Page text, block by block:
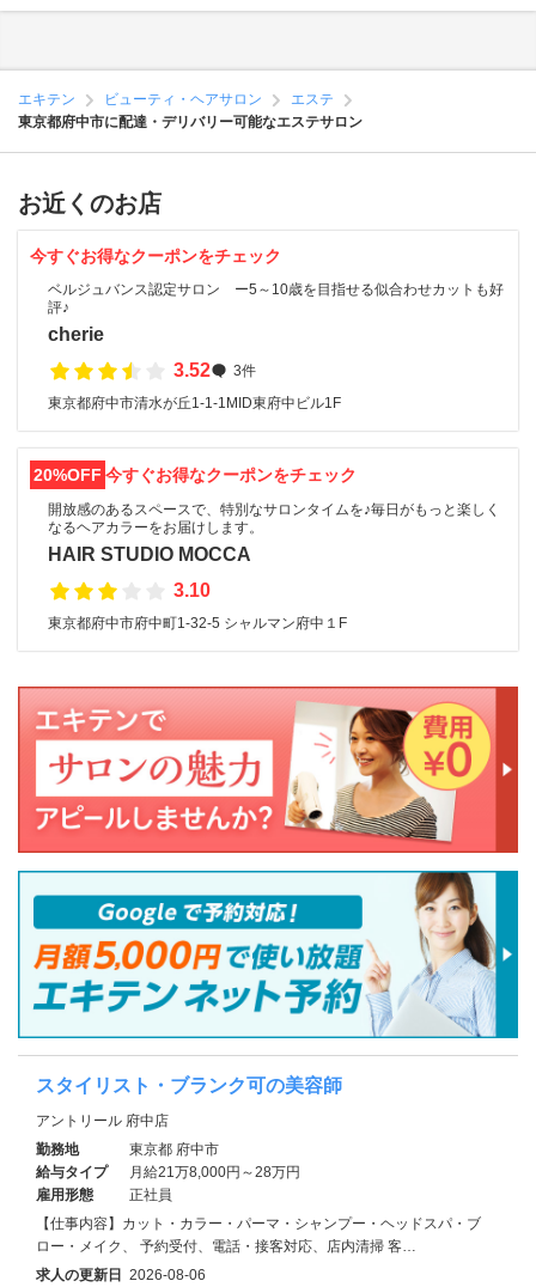
エキテン ビューティ・ヘアサロン
エステ
東京都府中市に配達・デリバリー可能なエステサロン
お近くのお店
今すぐお得なクーポンをチェック
ベルジュバンス認定サロン ー5～10歳を目指せる似合わせカットも好
評♪
cherie
3.52
3件
東京都府中市清水が丘1-1-1MID東府中ビル1F
20%OFF 今すぐお得なクーポンをチェック
開放感のあるスペースで、特別なサロンタイムを♪毎日がもっと楽しく
なるヘアカラーをお届けします。
HAIR STUDIO MOCCA
3.10
東京都府中市府中町1-32-5 シャルマン府中１F
スタイリスト・ブランク可の美容師
アントリール 府中店
勤務地
東京都 府中市
給与タイプ
月給21万8,000円～28万円
雇用形態
正社員
【仕事内容】カット・カラー・パーマ・シャンプー・ヘッドスパ・ブ
ロー・メイク、 予約受付、電話・接客対応、店内清掃 客…
求人の更新日 2026-08-06